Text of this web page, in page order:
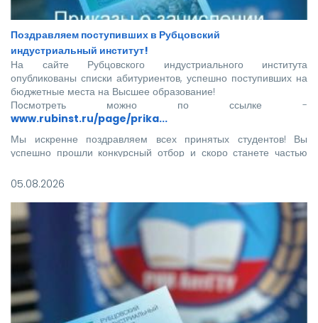
Поздравляем поступивших в Рубцовский
индустриальный институт!
На сайте Рубцовского индустриального института
опубликованы списки абитуриентов, успешно поступивших на
бюджетные места на Высшее образование!
Посмотреть можно по ссылке -
www.rubinst.ru/page/prika...
Мы искренне поздравляем всех принятых студентов! Вы
успешно прошли конкурсный отбор и скоро станете частью
05.08.2026